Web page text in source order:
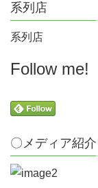
系列店
系列店
Follow me!
〇メディア紹介